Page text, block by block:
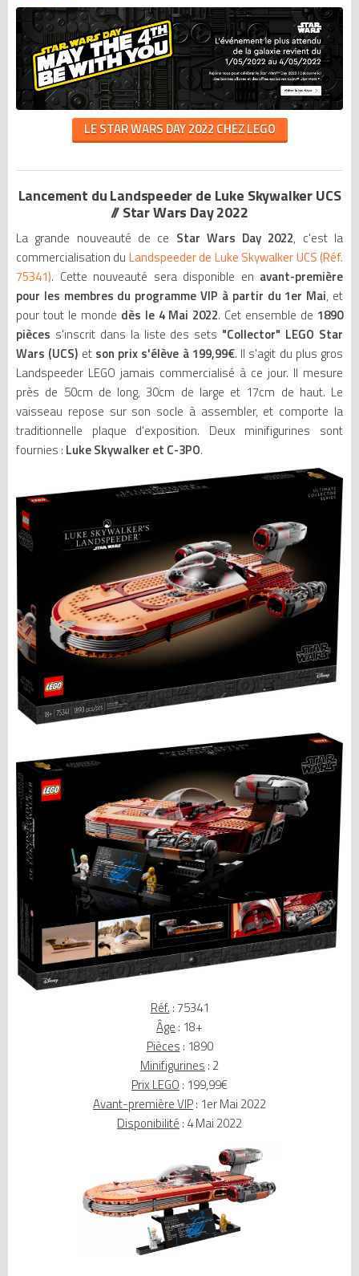
LE STAR WARS DAY 2022 CHEZ LEGO
Lancement du Landspeeder de Luke Skywalker UCS
// Star Wars Day 2022
La grande nouveauté de ce Star Wars Day 2022, c'est la
commercialisation du Landspeeder de Luke Skywalker UCS (Réf.
75341). Cette nouveauté sera disponible en avant-première
pour les membres du programme VIP à partir du 1er Mai, et
pour tout le monde dès le 4 Mai 2022. Cet ensemble de 1890
pièces s'inscrit dans la liste des sets "Collector" LEGO Star
Wars (UCS) et son prix s'élève à 199,99€. Il s'agit du plus gros
Landspeeder LEGO jamais commercialisé à ce jour. Il mesure
près de 50cm de long, 30cm de large et 17cm de haut. Le
vaisseau repose sur son socle à assembler, et comporte la
traditionnelle plaque d'exposition. Deux minifigurines sont
fournies : Luke Skywalker et C-3PO.
Réf. : 75341
Âge : 18+
Pièces : 1890
Minifigurines : 2
Prix LEGO : 199,99€
Avant-première VIP: 1er Mai 2022
Disponibilité : 4 Mai 2022